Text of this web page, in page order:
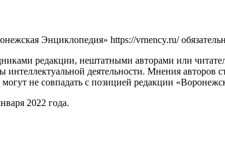
Энциклопедия» https://vrnency.ru/
редакции, нештатными авторами или
интеллектуальной деятельности. Мнения
не совпадать с позицией редакции
2022 года.